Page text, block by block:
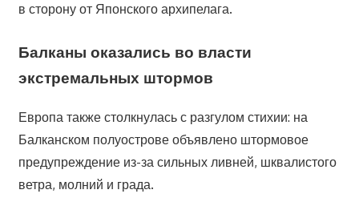
в сторону от Японского архипелага.
Балканы оказались во власти
экстремальных штормов
Европа также столкнулась с разгулом стихии: на
Балканском полуострове объявлено штормовое
предупреждение из-за сильных ливней, шквалистого
ветра, молний и града.